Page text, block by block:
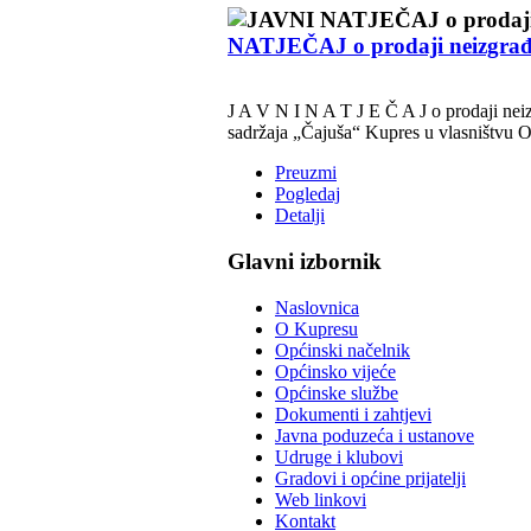
NATJEČAJ o prodaji
J A V N I N A T J E Č A J o prodaji
sadržaja „Čajuša“ Kupres u
Preuzmi
Pogledaj
Detalji
Glavni izbornik
Naslovnica
O Kupresu
Općinski načelnik
Općinsko vijeće
Općinske službe
Dokumenti i zahtjevi
Javna poduzeća i ustanove
Udruge i klubovi
Gradovi i općine prijatelji
Web linkovi
Kontakt